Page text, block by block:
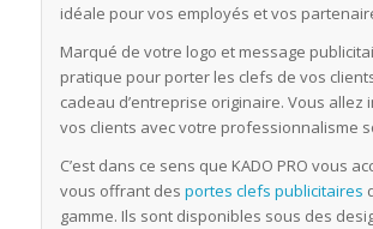
idéale pour vos employés et vos
Marqué de votre logo et message
pratique pour porter les clefs de vos
cadeau d’entreprise originaire. Vous allez
vos clients avec votre professionnalisme
C’est dans ce sens que KADO PRO vous
vous offrant des portes clefs publicitaires
gamme. Ils sont disponibles sous des